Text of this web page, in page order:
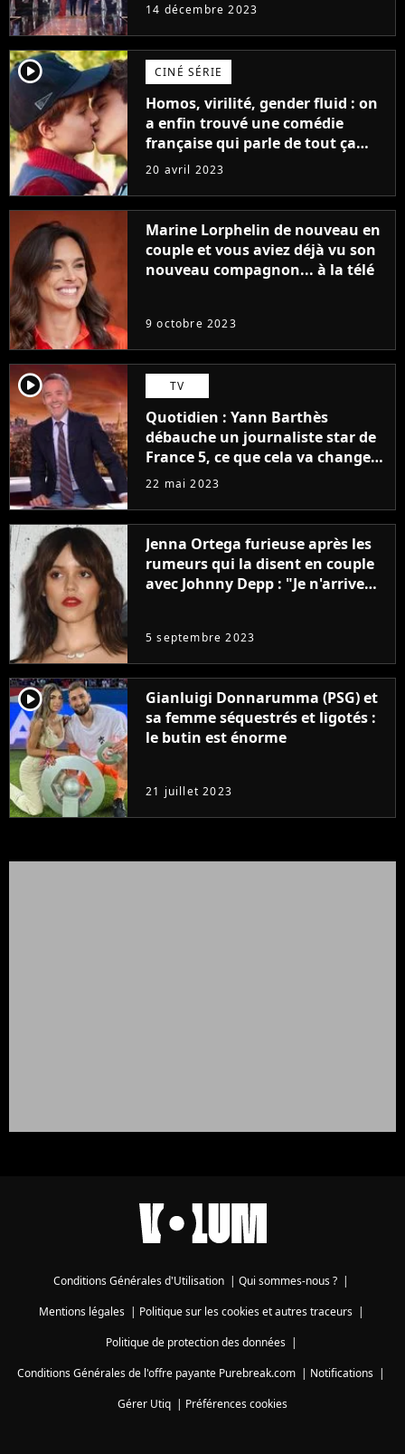
14 décembre 2023
player2 CINÉ SÉRIE
Homos, virilité, gender fluid : on
a enfin trouvé une comédie
française qui parle de tout ça
sans être super ringarde
20 avril 2023
Marine Lorphelin de nouveau en
couple et vous aviez déjà vu son
nouveau compagnon... à la télé
9 octobre 2023
player2 TV
Quotidien : Yann Barthès
débauche un journaliste star de
France 5, ce que cela va changer
à la rentrée
22 mai 2023
Jenna Ortega furieuse après les
rumeurs qui la disent en couple
avec Johnny Depp : "Je n'arrive
5 septembre 2023
player2
Gianluigi Donnarumma (PSG) et
sa femme séquestrés et ligotés :
le butin est énorme
21 juillet 2023
Conditions Générales d'Utilisation Qui sommes-nous ?
Mentions légales| Politique sur les cookies et autres traceurs|
Politique de protection des données|
Conditions Générales de l'offre payante Purebreak.com
Notifications
Gérer Utiq
Préférences cookies